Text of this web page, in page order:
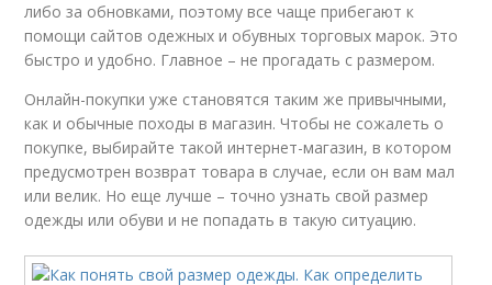
либо за обновками, поэтому все чаще прибегают к
помощи сайтов одежных и обувных торговых марок. Это
быстро и удобно. Главное – не прогадать с размером.
Онлайн-покупки уже становятся таким же привычными,
как и обычные походы в магазин. Чтобы не сожалеть о
покупке, выбирайте такой интернет-магазин, в котором
предусмотрен возврат товара в случае, если он вам мал
или велик. Но еще лучше – точно узнать свой размер
одежды или обуви и не попадать в такую ситуацию.